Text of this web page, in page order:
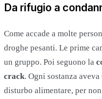
Da rifugio a
Come accade a molte
droghe pesanti. Le prime
un gruppo. Poi seguono la
crack. Ogni sostanza
disturbo alimentare, per